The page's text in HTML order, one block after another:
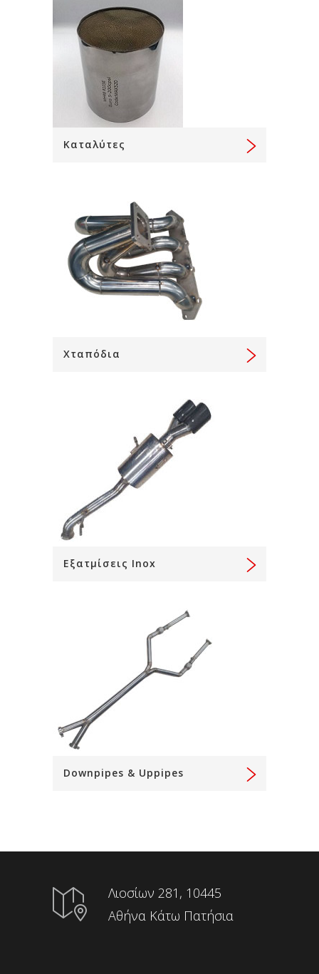
Καταλύτες
Χταπόδια
Εξατμίσεις Inox
Downpipes & Uppipes
Λιοσίων 281, 10445
Αθήνα Κάτω Πατήσια